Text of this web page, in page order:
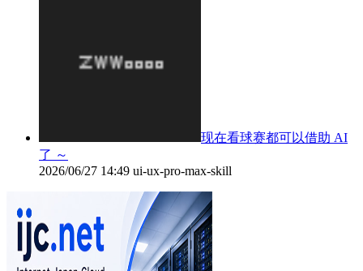
现在看球赛都可以借助 AI
了 ～
2026/06/27 14:49 ui-ux-pro-max-skill